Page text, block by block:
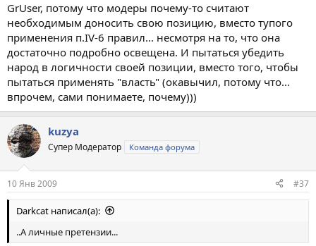
GrUser, потому что модеры почему-то считают
необходимым доносить свою позицию, вместо тупого
применения п.IV-6 правил... несмотря на то, что она
достаточно подробно освещена. И пытаться убедить
народ в логичности своей позиции, вместо того, чтобы
пытаться применять "власть" (окавычил, потому что...
впрочем, сами понимаете, почему)))
kuzya
Супер Модератор Команда форума
10 Янв 2009 #37
Darkcat написал(а):
..А личные претензии...